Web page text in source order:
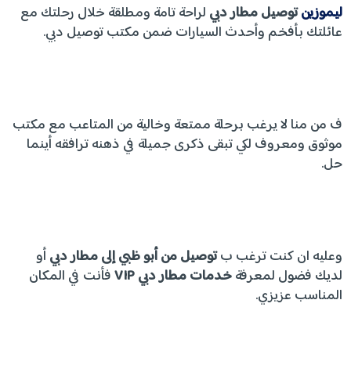
ليموزينتوصيل مطار دبي لراحة تامة ومطلقة خلال رحلتك مع
عائلتك بأفخم وأحدث السيارات ضمن مكتب توصيل دبي.
ف من منا لا يرغب برحلة ممتعة وخالية من المتاعب مع مكتب
موثوق ومعروف لكي تبقى ذكرى جميلة في ذهنه ترافقه أينما
حل.
وعليه ان كنت ترغب بتوصيل من أبو ظبي إلى مطار دبيأو
لديك فضول لمعرفةخدمات مطار دبيVIPفأنت في المكان
المناسب عزيزي.